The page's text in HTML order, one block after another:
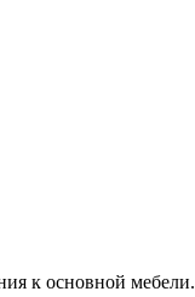
к основной мебели.